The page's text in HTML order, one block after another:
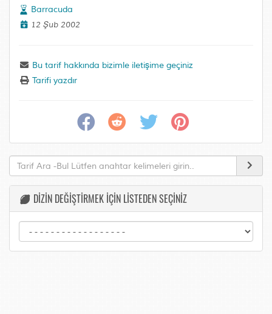
Barracuda
12 Şub 2002
Bu tarif hakkında bizimle iletişime geçiniz
Tarifi yazdır
DİZİN DEĞİŞTİRMEK İÇİN LİSTEDEN SEÇİNİZ